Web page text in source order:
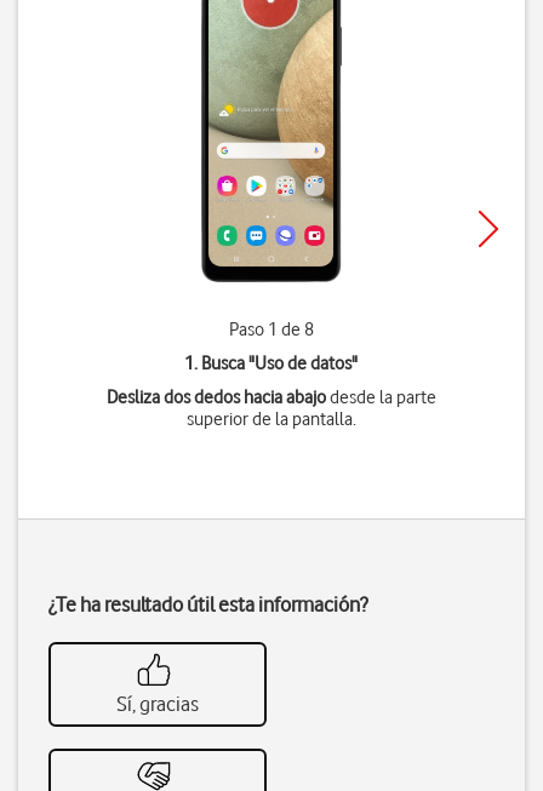
Paso 1 de 8
1. Busca "Uso de datos"
Desliza dos dedos hacia abajodesde la parte
superior de la pantalla.
¿Te ha resultado útil esta información?
Sí, gracias